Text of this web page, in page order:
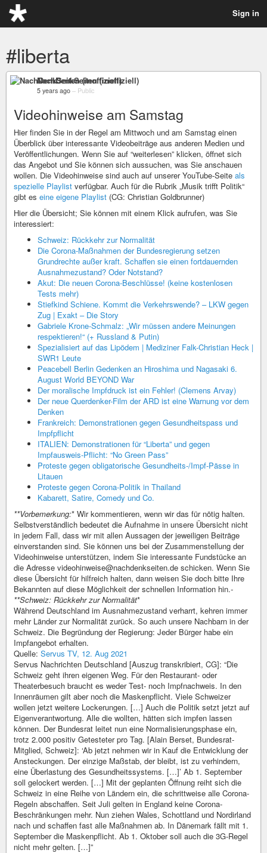
Sign in
#liberta
NachDenkSeiten (inoffiziell)
5 years ago – Public
Videohinweise am Samstag
Hier finden Sie in der Regel am Mittwoch und am Samstag einen
Überblick über interessante Videobeiträge aus anderen Medien und
Veröffentlichungen. Wenn Sie auf “weiterlesen” klicken, öffnet sich
das Angebot und Sie können sich aussuchen, was Sie anschauen
wollen. Die Videohinweise sind auch auf unserer YouTube-Seite als
spezielle Playlist verfügbar. Auch für die Rubrik „Musik trifft Politik“
gibt es eine eigene Playlist (CG: Christian Goldbrunner)
Hier die Übersicht; Sie können mit einem Klick aufrufen, was Sie
interessiert:
Schweiz: Rückkehr zur Normalität
Die Corona-Maßnahmen der Bundesregierung setzen
Grundrechte außer kraft. Schaffen sie einen fortdauernden
Ausnahmezustand? Oder Notstand?
Akut: Die neuen Corona-Beschlüsse! (keine kostenlosen
Tests mehr)
Stiefkind Schiene. Kommt die Verkehrswende? – LKW gegen
Zug | Exakt – Die Story
Gabriele Krone-Schmalz: „Wir müssen andere Meinungen
respektieren!“ (+ Russland & Putin)
Spezialisiert auf das Lipödem | Mediziner Falk-Christian Heck |
SWR1 Leute
Peacebell Berlin Gedenken an Hiroshima und Nagasaki 6.
August World BEYOND War
Der moralische Impfdruck ist ein Fehler! (Clemens Arvay)
Der neue Querdenker-Film der ARD ist eine Warnung vor dem
Denken
Frankreich: Demonstrationen gegen Gesundheitspass und
Impfpflicht
ITALIEN: Demonstrationen für “Liberta” und gegen
Impfausweis-Pflicht: “No Green Pass”
Proteste gegen obligatorische Gesundheits-/Impf-Pässe in
Litauen
Proteste gegen Corona-Politik in Thailand
Kabarett, Satire, Comedy und Co.
**Vorbemerkung:* Wir kommentieren, wenn wir das für nötig halten.
Selbstverständlich bedeutet die Aufnahme in unsere Übersicht nicht
in jedem Fall, dass wir mit allen Aussagen der jeweiligen Beiträge
einverstanden sind. Sie können uns bei der Zusammenstellung der
Videohinweise unterstützen, indem Sie interessante Fundstücke an
die Adresse videohinweise@nachdenkseiten.de schicken. Wenn Sie
diese Übersicht für hilfreich halten, dann weisen Sie doch bitte Ihre
Bekannten auf diese Möglichkeit der schnellen Information hin.-
**Schweiz: Rückkehr zur Normalität*
Während Deutschland im Ausnahmezustand verharrt, kehren immer
mehr Länder zur Normalität zurück. So auch unsere Nachbarn in der
Schweiz. Die Begründung der Regierung: Jeder Bürger habe ein
Impfangebot erhalten.
Quelle: Servus TV, 12. Aug 2021
Servus Nachrichten Deutschland [Auszug transkribiert, CG]: “Die
Schweiz geht ihren eigenen Weg. Für den Restaurant- oder
Theaterbesuch braucht es weder Test- noch Impfnachweis. In den
Innenräumen gilt aber noch die Maskenpflicht. Viele Schweizer
wollen jetzt weitere Lockerungen. […] Auch die Politik setzt jetzt auf
Eigenverantwortung. Alle die wollten, hätten sich impfen lassen
können. Der Bundesrat leitet nun eine Normalisierungsphase ein,
trotz 2.000 positiv Getesteter pro Tag. [Alain Berset, Bundesrat-
Mitglied, Schweiz]: ‘Ab jetzt nehmen wir in Kauf die Entwicklung der
Ansteckungen. Der einzige Maßstab, der bleibt, ist zu verhindern,
eine Überlastung des Gesundheitssystems. […]’ Ab 1. September
soll gelockert werden. […] Mit der geplanten Öffnung reiht sich die
Schweiz in eine Reihe von Ländern ein, die schrittweise alle Corona-
Regeln abschaffen. Seit Juli gelten in England keine Corona-
Beschränkungen mehr. Nun ziehen Wales, Schottland und Nordirland
nach und schaffen fast alle Maßnahmen ab. In Dänemark fällt mit 1.
September die Maskenpflicht. Ab 1. Oktober soll auch die 3G-Regel
nicht mehr gelten. […]”